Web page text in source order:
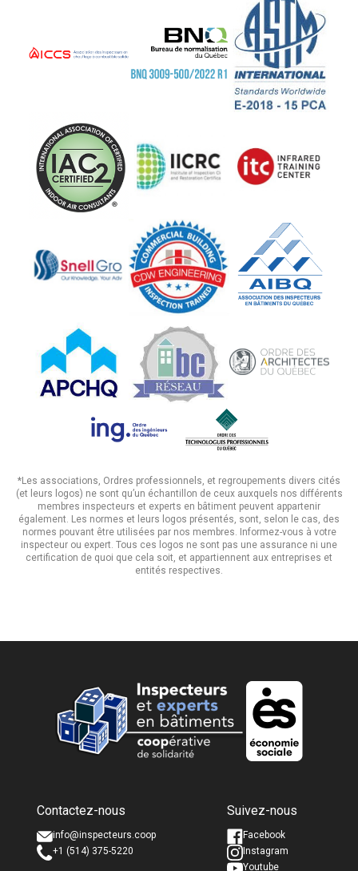
*Les associations, Ordres professionnels, et regroupements divers cités
(et leurs logos) ne sont qu’un échantillon de ceux auxquels nos différents
membres inspecteurs et experts en bâtiment peuvent appartenir
également. Les normes et leurs logos présentés, sont, selon le cas, des
normes pouvant être utilisées par nos membres. Informez-vous à votre
inspecteur ou expert. Tous ces logos ne sont pas une assurance ni une
certification de quoi que cela soit, et appartiennent aux entreprises et
entités respectives.
Nom complet *
Courriel *
Nom complet *
Courriel *
Contactez-nous
info@inspecteurs.coop
+1 (514) 375-5220
Suivez-nous
Facebook
Instagram
Youtube